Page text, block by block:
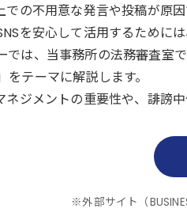
での不用意な発言や投稿が原
を安心して活用するために
では、当事務所の法務審査室
をテーマに解説します。
ネジメントの重要性や、誹謗
※外部サイト（